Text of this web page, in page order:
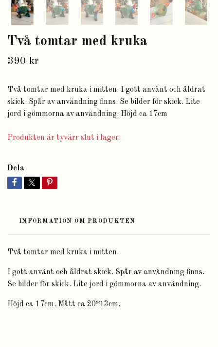
Två tomtar med kruka
390 kr
Två tomtar med kruka i mitten. I gott använt och åldrat
skick. Spår av användning finns. Se bilder för skick. Lite
jord i gömmorna av användning. Höjd ca 17cm
Produkten är tyvärr slut i lager.
Dela
INFORMATION OM PRODUKTEN
Två tomtar med kruka i mitten.
I gott använt och åldrat skick. Spår av användning finns.
Se bilder för skick. Lite jord i gömmorna av användning.
Höjd ca 17cm. Mått ca 20*13cm.